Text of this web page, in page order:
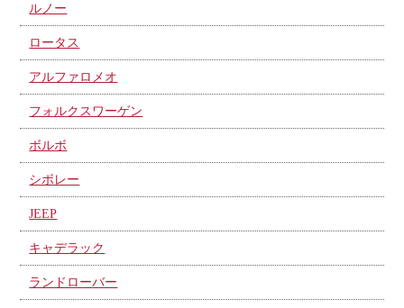
ルノー
ロータス
アルファロメオ
フォルクスワーゲン
ボルボ
シボレー
JEEP
キャデラック
ランドローバー